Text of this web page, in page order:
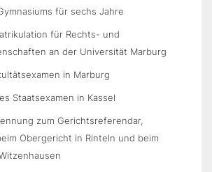
für sechs Jahre
für Rechts- und
an der Universität Marburg
in Marburg
Staatsexamen in Kassel
zum Gerichtsreferendar,
Obergericht in Rinteln und beim